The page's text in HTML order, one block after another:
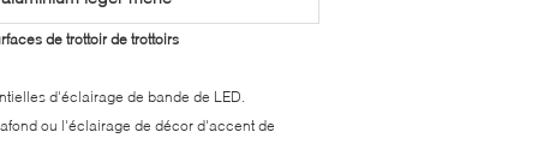
de trottoir de trottoirs
d'éclairage de bande de LED.
ou l'éclairage de décor d'accent de